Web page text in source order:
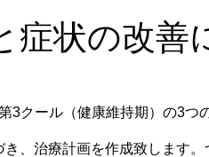
症状の改善
クール（健康維持期）の3つ
、治療計画を作成致します